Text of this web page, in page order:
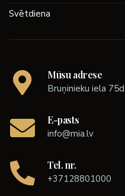
Svētdiena
Mūsu adrese
Bruņinieku iela 75d
E-pasts
info@mia.lv
Tel. nr.
+37128801000